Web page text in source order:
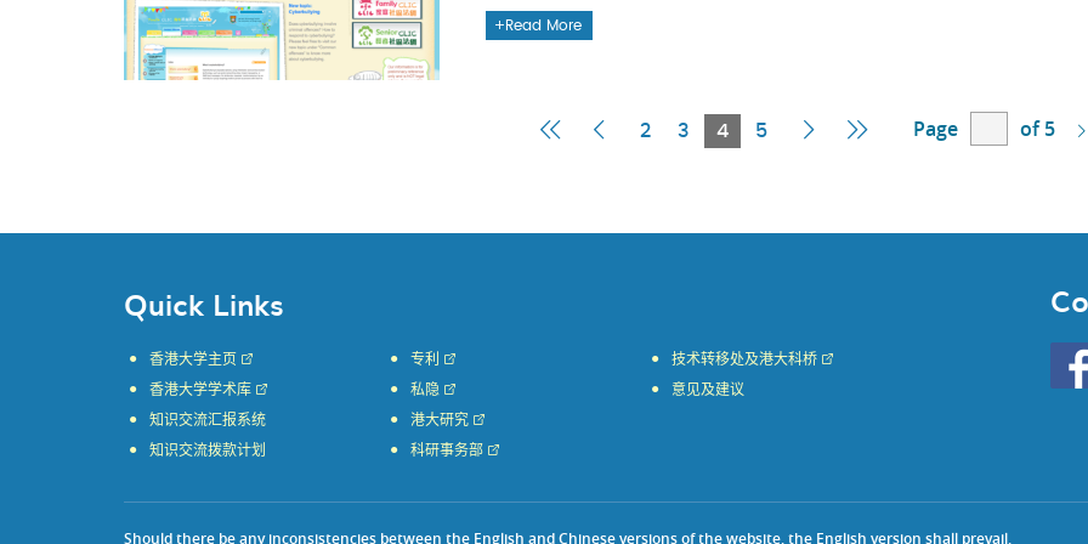
Read More
FirstPrevious
2 3 4Current
5
Next Last
Page of 5
Quick Links
香港大学主页
香港大学学术库
知识交流汇报系统
知识交流拨款计划
专利
私隐
港大研究
科研事务部
技术转移处及港大科桥
意见及建议
HKU
Should there be any inconsistencies between the English and Chinese versions of the website, the English version shall prevail.